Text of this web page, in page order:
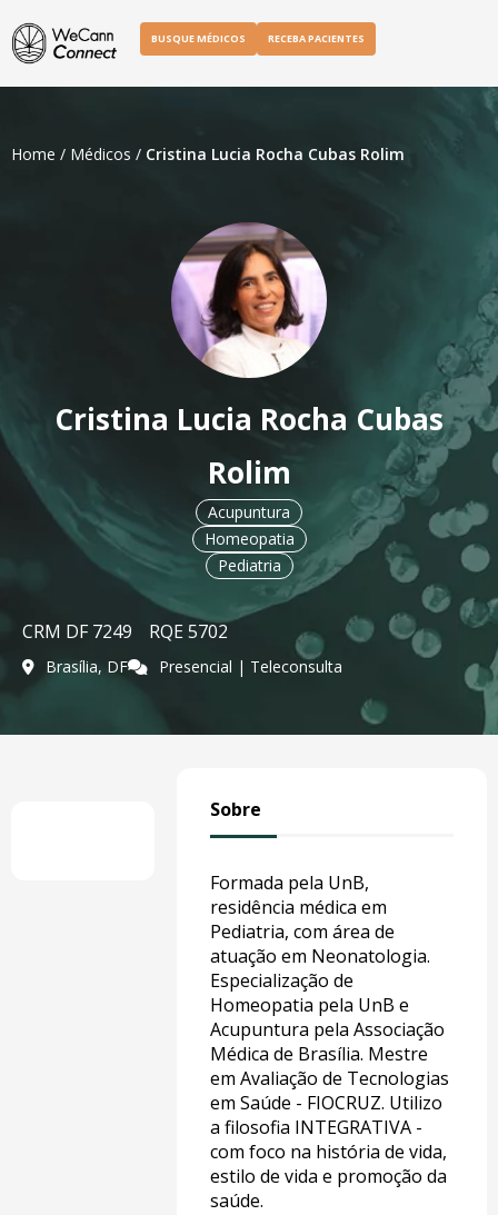
BUSQUE MÉDICOS RECEBA PACIENTES
Home / Médicos / Cristina Lucia Rocha Cubas Rolim
Cristina Lucia Rocha Cubas
Rolim
Acupuntura
Homeopatia
Pediatria
CRM DF 7249 RQE 5702
Brasília, DF Presencial | Teleconsulta
Sobre
Formada pela UnB,
residência médica em
Pediatria, com área de
atuação em Neonatologia.
Especialização de
Homeopatia pela UnB e
Acupuntura pela Associação
Médica de Brasília. Mestre
em Avaliação de Tecnologias
em Saúde - FIOCRUZ. Utilizo
a filosofia INTEGRATIVA -
com foco na história de vida,
estilo de vida e promoção da
saúde.